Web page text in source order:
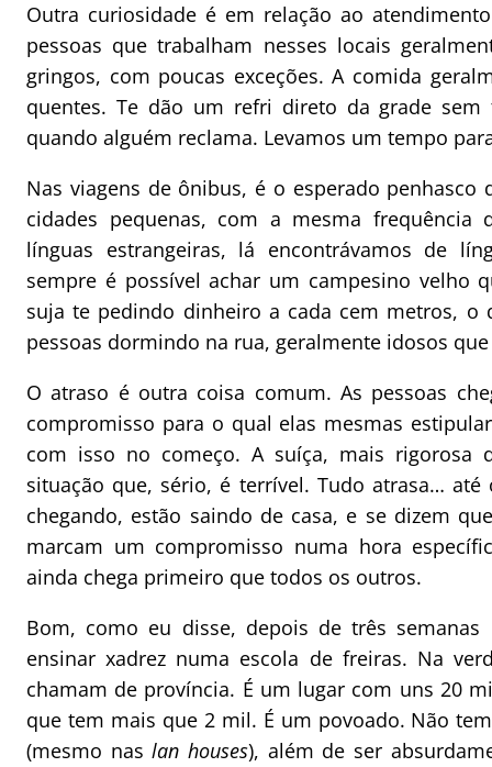
Outra curiosidade é em relação ao
pessoas que trabalham nesses locais
gringos, com poucas exceções. A comida
quentes. Te dão um refri direto da grade
quando alguém reclama. Levamos um tempo
Nas viagens de ônibus, é o esperado
cidades pequenas, com a mesma
línguas estrangeiras, lá encontrávamos de
sempre é possível achar um campesino velho
suja te pedindo dinheiro a cada cem metros,
pessoas dormindo na rua, geralmente idosos
O atraso é outra coisa comum. As pessoas
compromisso para o qual elas mesmas
com isso no começo. A suíça, mais rigorosa
situação que, sério, é terrível. Tudo atrasa…
chegando, estão saindo de casa, e se dizem
marcam um compromisso numa hora
ainda chega primeiro que todos os outros.
Bom, como eu disse, depois de três
ensinar xadrez numa escola de freiras. Na
chamam de província. É um lugar com uns 20
que tem mais que 2 mil. É um povoado. Não
(mesmo naslan houses), além de ser